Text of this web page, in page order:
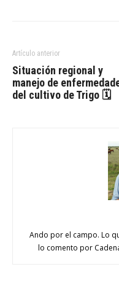
Artículo anterior
Situación regional y
manejo de
del cultivo de Trigo 🗓
Ando por el campo. Lo
lo comento por